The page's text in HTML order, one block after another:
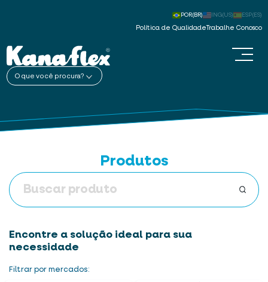
Política de Qualidade Trabalhe Conosco
POR(BR) ING(US) ESP(ES)
O que você procura?
Produtos
Encontre a solução ideal para sua
necessidade
Filtrar por mercados: